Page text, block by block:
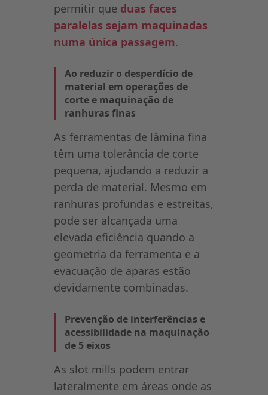
permitir que duas faces
paralelas sejam maquinadas
numa única passagem.
Ao reduzir o desperdício de
material em operações de
corte e maquinação de
ranhuras finas
As ferramentas de lâmina fina
têm uma tolerância de corte
pequena, ajudando a reduzir a
perda de material. Mesmo em
ranhuras profundas e estreitas,
pode ser alcançada uma
elevada eficiência quando a
geometria da ferramenta e a
evacuação de aparas estão
devidamente combinadas.
Prevenção de interferências e
acessibilidade na maquinação
de 5 eixos
As slot mills podem entrar
lateralmente em áreas onde as